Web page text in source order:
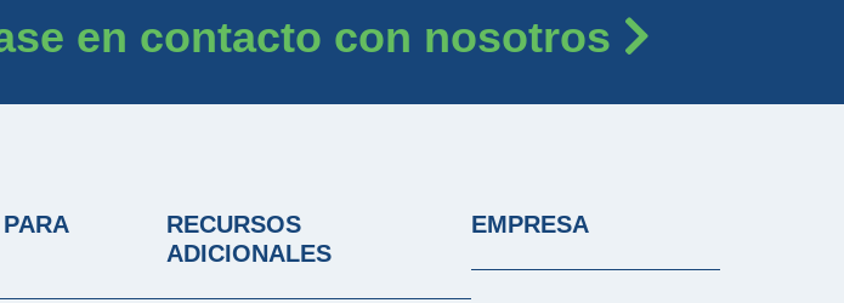
en contacto con nosotros
RECURSOS
ADICIONALES
EMPRESA